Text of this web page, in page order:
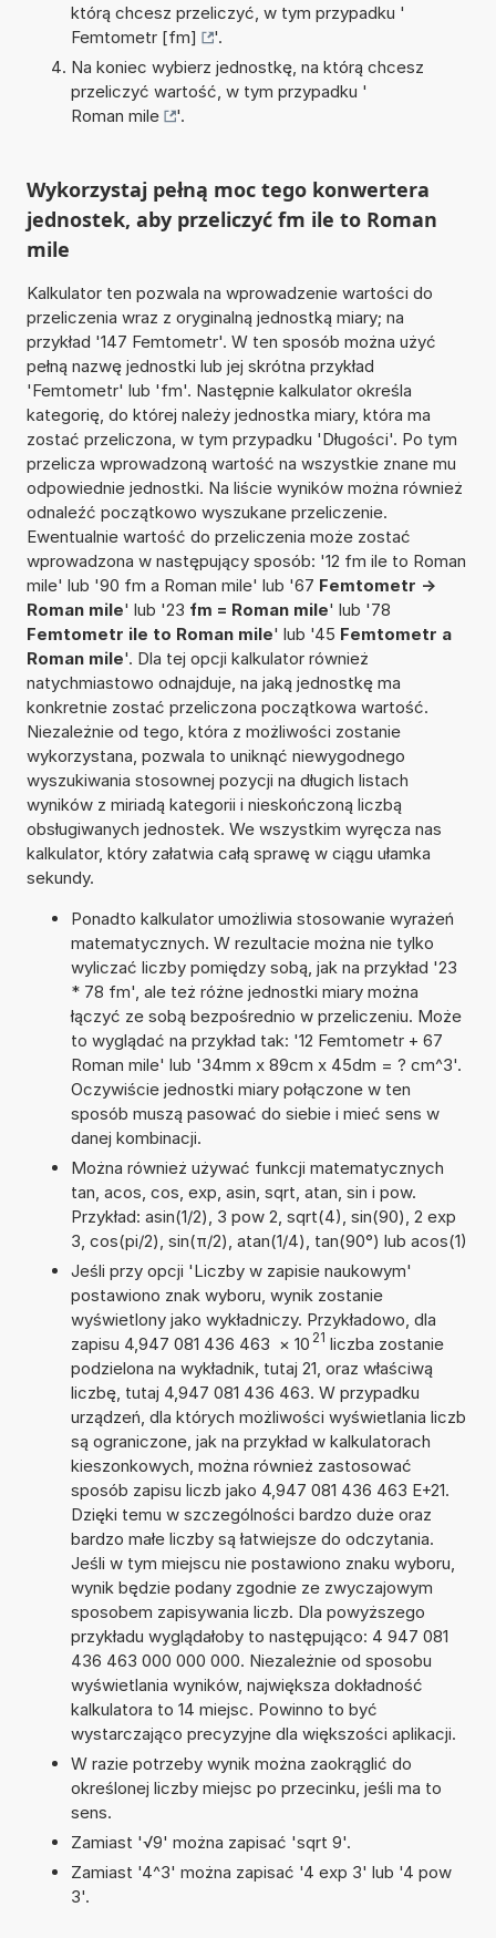
którą chcesz przeliczyć, w tym przypadku '
Femtometr [fm]
'.
Na koniec wybierz jednostkę, na którą chcesz
przeliczyć wartość, w tym przypadku '
Roman mile
'.
Wykorzystaj pełną moc tego konwertera
jednostek, aby przeliczyć fm ile to Roman
mile
Kalkulator ten pozwala na wprowadzenie wartości do
przeliczenia wraz z oryginalną jednostką miary; na
przykład '147 Femtometr'. W ten sposób można użyć
pełną nazwę jednostki lub jej skrótna przykład
'Femtometr' lub 'fm'. Następnie kalkulator określa
kategorię, do której należy jednostka miary, która ma
zostać przeliczona, w tym przypadku 'Długości'. Po tym
przelicza wprowadzoną wartość na wszystkie znane mu
odpowiednie jednostki. Na liście wyników można również
odnaleźć początkowo wyszukane przeliczenie.
Ewentualnie wartość do przeliczenia może zostać
wprowadzona w następujący sposób: '12 fm ile to Roman
mile' lub '90 fm a Roman mile' lub '67 Femtometr ->
Roman mile' lub '23 fm = Roman mile' lub '78
Femtometr ile to Roman mile' lub '45 Femtometr a
Roman mile'. Dla tej opcji kalkulator również
natychmiastowo odnajduje, na jaką jednostkę ma
konkretnie zostać przeliczona początkowa wartość.
Niezależnie od tego, która z możliwości zostanie
wykorzystana, pozwala to uniknąć niewygodnego
wyszukiwania stosownej pozycji na długich listach
wyników z miriadą kategorii i nieskończoną liczbą
obsługiwanych jednostek. We wszystkim wyręcza nas
kalkulator, który załatwia całą sprawę w ciągu ułamka
sekundy.
Ponadto kalkulator umożliwia stosowanie wyrażeń
matematycznych. W rezultacie można nie tylko
wyliczać liczby pomiędzy sobą, jak na przykład '23
* 78 fm', ale też różne jednostki miary można
łączyć ze sobą bezpośrednio w przeliczeniu. Może
to wyglądać na przykład tak: '12 Femtometr + 67
Roman mile' lub '34mm x 89cm x 45dm = ? cm^3'.
Oczywiście jednostki miary połączone w ten
sposób muszą pasować do siebie i mieć sens w
danej kombinacji.
Można również używać funkcji matematycznych
tan, acos, cos, exp, asin, sqrt, atan, sin i pow.
Przykład: asin(1/2), 3 pow 2, sqrt(4), sin(90), 2 exp
3, cos(pi/2), sin(π/2), atan(1/4), tan(90°) lub acos(1)
Jeśli przy opcji 'Liczby w zapisie naukowym'
postawiono znak wyboru, wynik zostanie
wyświetlony jako wykładniczy. Przykładowo, dla
zapisu 4,947 081 436 463 × 10 21 liczba zostanie
podzielona na wykładnik, tutaj 21, oraz właściwą
liczbę, tutaj 4,947 081 436 463. W przypadku
urządzeń, dla których możliwości wyświetlania liczb
są ograniczone, jak na przykład w kalkulatorach
kieszonkowych, można również zastosować
sposób zapisu liczb jako 4,947 081 436 463 E+21.
Dzięki temu w szczególności bardzo duże oraz
bardzo małe liczby są łatwiejsze do odczytania.
Jeśli w tym miejscu nie postawiono znaku wyboru,
wynik będzie podany zgodnie ze zwyczajowym
sposobem zapisywania liczb. Dla powyższego
przykładu wyglądałoby to następująco: 4 947 081
436 463 000 000 000. Niezależnie od sposobu
wyświetlania wyników, największa dokładność
kalkulatora to 14 miejsc. Powinno to być
wystarczająco precyzyjne dla większości aplikacji.
W razie potrzeby wynik można zaokrąglić do
określonej liczby miejsc po przecinku, jeśli ma to
sens.
Zamiast '√9' można zapisać 'sqrt 9'.
Zamiast '4^3' można zapisać '4 exp 3' lub '4 pow
3'.